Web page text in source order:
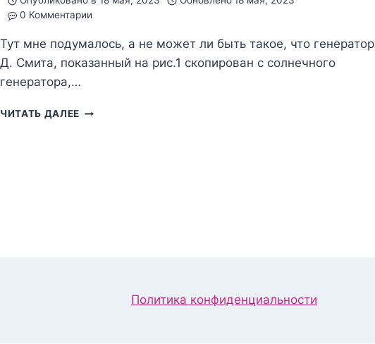
0 Комментарии
Тут мне подумалось, а не может ли быть такое, что генератор
Д. Смита, показанный на рис.1 скопирован с солнечного
генератора,…
ЧИТАТЬ ДАЛЕЕ СОЛНЕЧНЫЙ
Политика конфиденциальности